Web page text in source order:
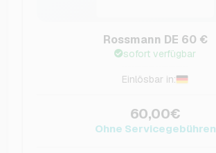
Rossmann DE 60 €
sofort verfügbar
Einlösbar in:
60,00€
Ohne Servicegebühren